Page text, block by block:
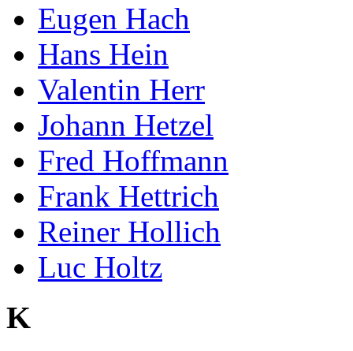
Eugen Hach
Hans Hein
Valentin Herr
Johann Hetzel
Fred Hoffmann
Frank Hettrich
Reiner Hollich
Luc Holtz
K